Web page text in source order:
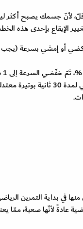
لأنّ جسمك يصبح أكثر
في بداية التمرين
عادةً لأنّها صعبة،